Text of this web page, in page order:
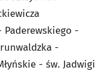
Paderewskiego -
-
- św. Jadwigi